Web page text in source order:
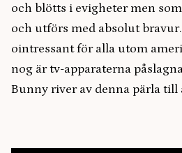
och blötts i evigheter men
och utförs med absolut
ointressant för alla utom
nog är tv-apparaterna
Bunny river av denna pärla till